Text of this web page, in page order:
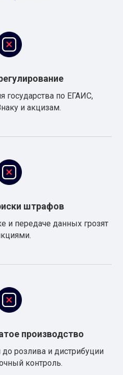
государства по ЕГАИС,
и акцизам.
штрафов
и передаче данных грозят
производство
розлива и дистрибуции
контроль.